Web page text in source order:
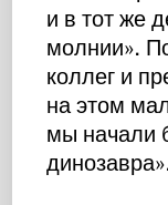
и в тот же
молнии».
коллег и
на этом
мы начали